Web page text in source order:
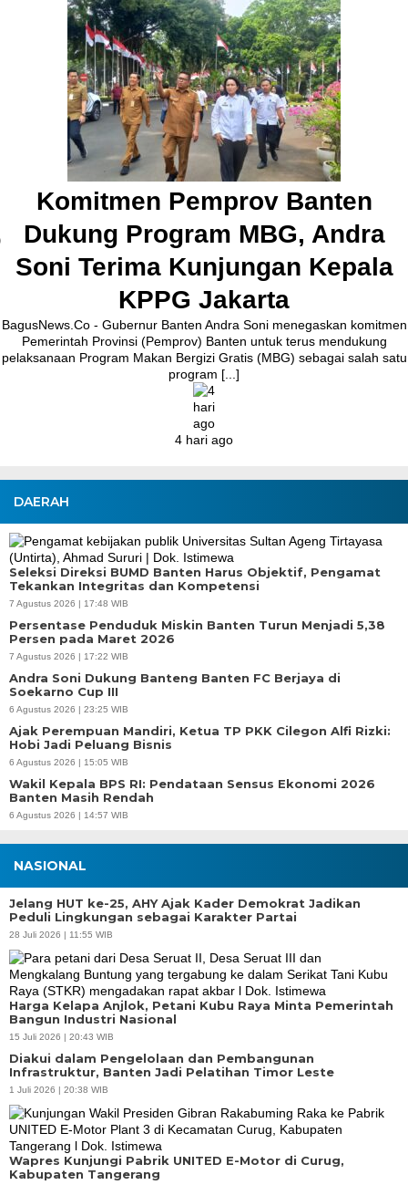
Pembangunan Jalan Ceplak–
Kronjo Sepanjang 11 Kilometer,
Bupati Tangerang: Awasi
Bersama
BagusNews.Co – Bupati Tangerang Moch. Maesyal Rasyid,
melakukan peletakan batu pertama (Groundbreaking) rekonstruksi
Agustus 2026.Pada acara tersebut, Bupati Maesyal [...]
3 hari ago
DAERAH
Seleksi Direksi BUMD Banten Harus Objektif, Pengamat
Tekankan Integritas dan Kompetensi
7 Agustus 2026 | 17:48 WIB
Persentase Penduduk Miskin Banten Turun Menjadi 5,38
Persen pada Maret 2026
7 Agustus 2026 | 17:22 WIB
Andra Soni Dukung Banteng Banten FC Berjaya di
Soekarno Cup III
6 Agustus 2026 | 23:25 WIB
Ajak Perempuan Mandiri, Ketua TP PKK Cilegon Alfi Rizki:
Hobi Jadi Peluang Bisnis
6 Agustus 2026 | 15:05 WIB
Wakil Kepala BPS RI: Pendataan Sensus Ekonomi 2026
Banten Masih Rendah
6 Agustus 2026 | 14:57 WIB
NASIONAL
Jelang HUT ke-25, AHY Ajak Kader Demokrat Jadikan
Peduli Lingkungan sebagai Karakter Partai
28 Juli 2026 | 11:55 WIB
Harga Kelapa Anjlok, Petani Kubu Raya Minta Pemerintah
Bangun Industri Nasional
15 Juli 2026 | 20:43 WIB
Diakui dalam Pengelolaan dan Pembangunan
Infrastruktur, Banten Jadi Pelatihan Timor Leste
1 Juli 2026 | 20:38 WIB
Wapres Kunjungi Pabrik UNITED E-Motor di Curug,
Kabupaten Tangerang